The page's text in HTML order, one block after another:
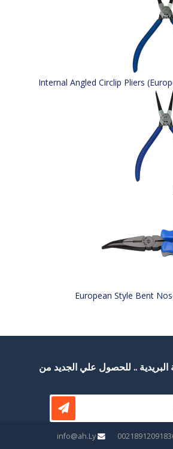
Internal Angled Circlip Pliers
European Style Bent
البريدية .. للحصول علي الجديد من
info@ah.Ly